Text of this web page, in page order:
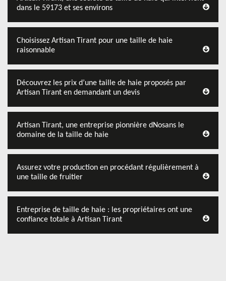
dans le 59173 et ses environs
Choisissez Artisan Tirant pour une taille de haie
raisonnable
Découvrez les prix d’une taille de haie proposés par
Artisan Tirant en demandant un devis
Artisan Tirant, une entreprise pionnière dNosans le
domaine de la taille de haie
Assurez votre production en procédant régulièrement à
une taille de fruitier
Entreprise de taille de haie : les propriétaires ont une
confiance totale à Artisan Tirant